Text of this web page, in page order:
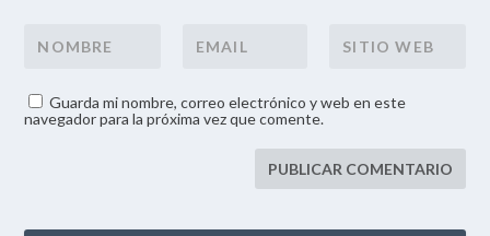
Guarda mi nombre, correo electrónico y web en este
navegador para la próxima vez que comente.